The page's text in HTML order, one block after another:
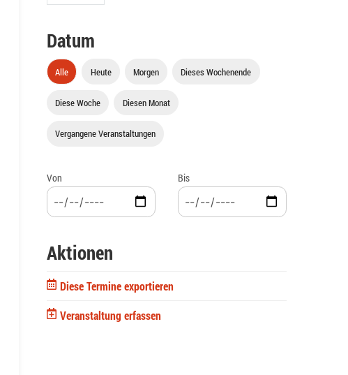
Datum
Alle Heute Morgen Dieses Wochenende
Diese Woche Diesen Monat
Vergangene Veranstaltungen
Von Bis
Aktionen
Diese Termine exportieren
Veranstaltung erfassen